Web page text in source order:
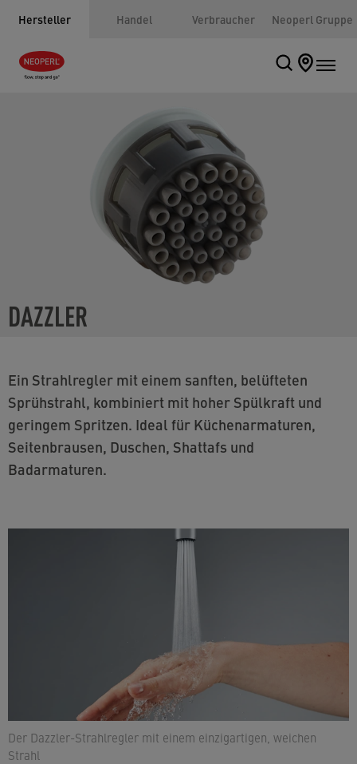
Hersteller Handel Verbraucher Neoperl Gruppe
DAZZLER
Ein Strahlregler mit einem sanften, belüfteten
Sprühstrahl, kombiniert mit hoher Spülkraft und
geringem Spritzen. Ideal für Küchenarmaturen,
Seitenbrausen, Duschen, Shattafs und
Badarmaturen.
Der Dazzler-Strahlregler mit einem einzigartigen, weichen
Strahl